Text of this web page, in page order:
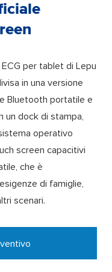
per tablet di Lepu
in una versione
Bluetooth portatile e
un dock di stampa,
operativo
screen capacitivi
che è
di famiglie,
scenari.